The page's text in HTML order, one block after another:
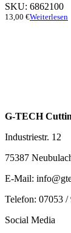
SKU: 6862100
13,00 €Weiterlesen
G-TECH
Industriestr. 12
75387
E-Mail:
Telefon: 07053 /
Social Media